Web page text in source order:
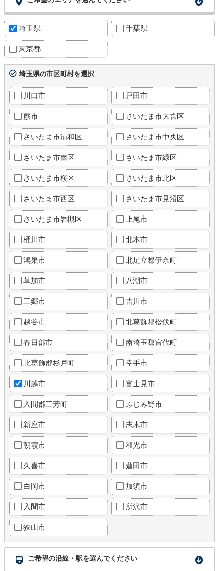
埼玉県 千葉県
東京都
埼玉県の市区町村を選択
川口市 戸田市
蕨市 さいたま市大宮区
さいたま市浦和区 さいたま市中央区
さいたま市南区 さいたま市緑区
さいたま市桜区 さいたま市北区
さいたま市西区 さいたま市見沼区
さいたま市岩槻区 上尾市
桶川市 北本市
鴻巣市 北足立郡伊奈町
草加市 八潮市
三郷市 吉川市
越谷市 北葛飾郡松伏町
春日部市 南埼玉郡宮代町
北葛飾郡杉戸町 幸手市
川越市 富士見市
入間郡三芳町 ふじみ野市
新座市 志木市
朝霞市 和光市
久喜市 蓮田市
白岡市 加須市
入間市 所沢市
狭山市
ご希望の沿線・駅を選んでください